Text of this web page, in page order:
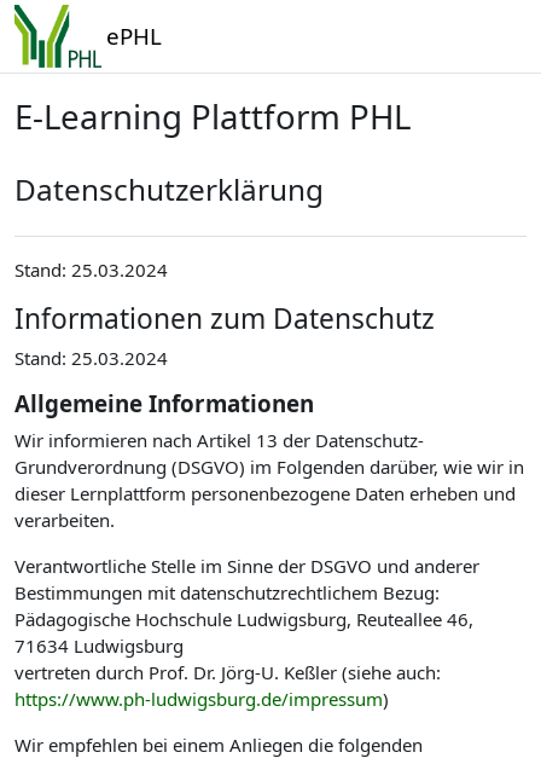
Zum Hauptinhalt
ePHL
E-Learning Plattform PHL
Datenschutzerklärung
Stand: 25.03.2024
Informationen zum Datenschutz
Stand: 25.03.2024
Allgemeine Informationen
Wir informieren nach Artikel 13 der Datenschutz-
Grundverordnung (DSGVO) im Folgenden darüber, wie wir in
dieser Lernplattform personenbezogene Daten erheben und
verarbeiten.
Verantwortliche Stelle im Sinne der DSGVO und anderer
Bestimmungen mit datenschutzrechtlichem Bezug:
Pädagogische Hochschule Ludwigsburg, Reuteallee 46,
71634 Ludwigsburg
vertreten durch Prof. Dr. Jörg-U. Keßler (siehe auch:
https://www.ph-ludwigsburg.de/impressum)
Wir empfehlen bei einem Anliegen die folgenden